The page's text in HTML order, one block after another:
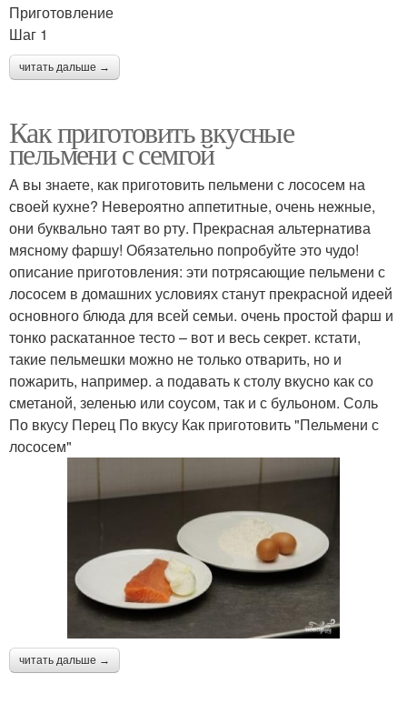
Приготовление
Шаг 1
читать дальше →
Как приготовить вкусные
пельмени с семгой
А вы знаете, как приготовить пельмени с лососем на
своей кухне? Невероятно аппетитные, очень нежные,
они буквально таят во рту. Прекрасная альтернатива
мясному фаршу! Обязательно попробуйте это чудо!
описание приготовления: эти потрясающие пельмени с
лососем в домашних условиях станут прекрасной идеей
основного блюда для всей семьи. очень простой фарш и
тонко раскатанное тесто – вот и весь секрет. кстати,
такие пельмешки можно не только отварить, но и
пожарить, например. а подавать к столу вкусно как со
сметаной, зеленью или соусом, так и с бульоном. Соль
По вкусу Перец По вкусу Как приготовить "Пельмени с
лососем"
читать дальше →